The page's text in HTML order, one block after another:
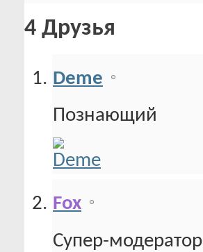
4 Друзья
Deme
Познающий
Fox
Супер-модератор